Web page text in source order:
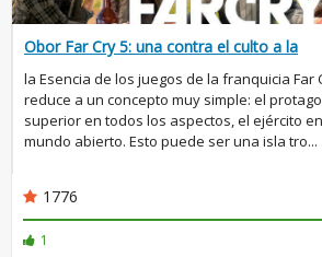
Obor Far Cry 5: una contra el culto a la
la Esencia de los juegos de la franquicia Far
reduce a un concepto muy simple: el
superior en todos los aspectos, el ejército
mundo abierto. Esto puede ser una isla tro...
1776
1